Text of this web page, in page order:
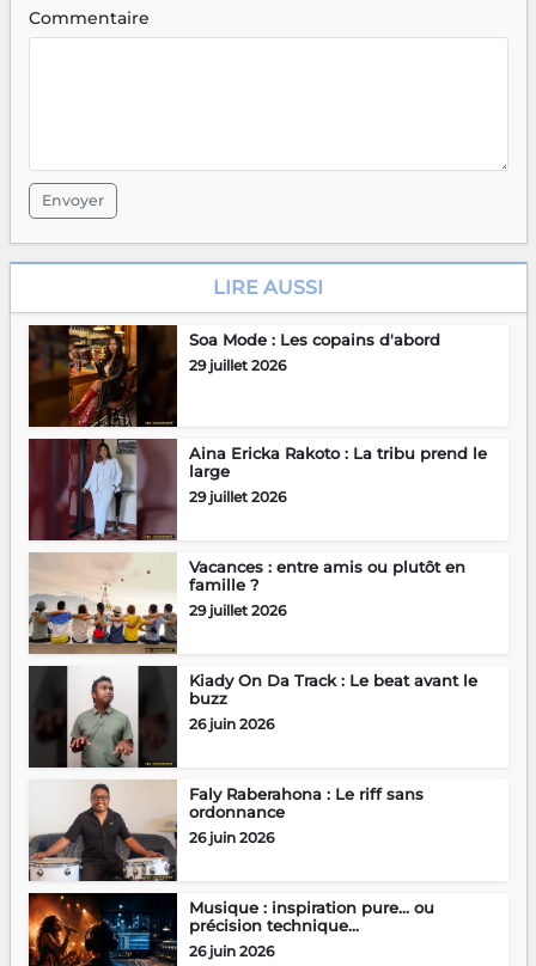
Commentaire
Envoyer
LIRE AUSSI
Soa Mode : Les copains d'abord
29 juillet 2026
Aina Ericka Rakoto : La tribu prend le
large
29 juillet 2026
Vacances : entre amis ou plutôt en
famille ?
29 juillet 2026
Kiady On Da Track : Le beat avant le
buzz
26 juin 2026
Faly Raberahona : Le riff sans
ordonnance
26 juin 2026
Musique : inspiration pure… ou
précision technique...
26 juin 2026